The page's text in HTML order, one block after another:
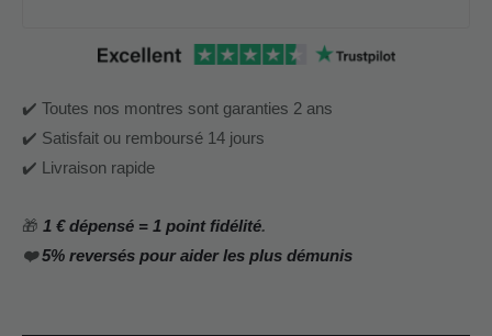
✔️ Toutes nos montres sont garanties 2 ans
✔️ Satisfait ou remboursé 14 jours
✔️ Livraison rapide
🎁 1 € dépensé = 1 point fidélité.
❤️5% reversés pour aider les plus démunis